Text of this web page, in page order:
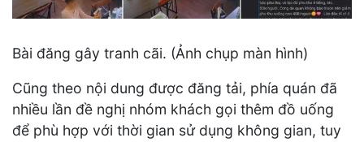
Bài đăng gây tranh cãi. (Ảnh chụp màn hình)
Cũng theo nội dung được đăng tải, phía quán đã
nhiều lần đề nghị nhóm khách gọi thêm đồ uống
để phù hợp với thời gian sử dụng không gian, tuy